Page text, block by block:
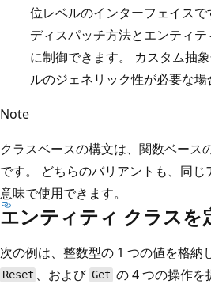
位レベルのインターフェイス
ディスパッチ方法とエンティ
に制御できます。 カスタム抽
ルのジェネリック性が必要な場
Note
クラスベースの構文は、関数ベース
です。 どちらのバリアントも、同
意味で使用できます。
エンティティ クラスを
次の例は、整数型の 1 つの値を格納し
Reset 、およびGet の 4 つの操作を